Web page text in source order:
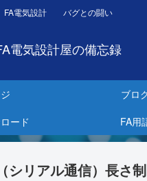
FA電気設計 バグとの闘い
電気設計屋の備忘録
ブロ
ード
FA用
シリアル通信）長さ